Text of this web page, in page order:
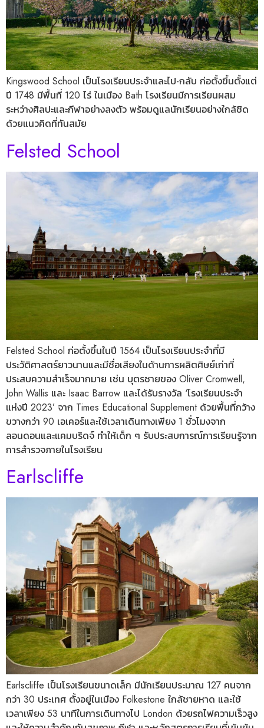
Kingswood School เป็นโรงเรียนประจำและไป-กลับ ก่อตั้งขึ้นตั้งแต่
ปี 1748 มีพื้นที่ 120 ไร่ ในเมือง Bath โรงเรียนมีการเรียนผสม
ระหว่างศิลปะและกีฬาอย่างลงตัว พร้อมดูแลนักเรียนอย่างใกล้ชิด
ด้วยแนวคิดที่ทันสมัย
Felsted School
Felsted School ก่อตั้งขึ้นในปี 1564 เป็นโรงเรียนประจำที่มี
ประวัติศาสตร์ยาวนานและมีชื่อเสียงในด้านการผลิตศิษย์เก่าที่
ประสบความสำเร็จมากมาย เช่น บุตรชายของ Oliver Cromwell,
John Wallis และ Isaac Barrow และได้รับรางวัล ‘โรงเรียนประจำ
แห่งปี 2023’ จาก Times Educational Supplement ด้วยพื้นที่กว้าง
ขวางกว่า 90 เอเคอร์และใช้เวลาเดินทางเพียง 1 ชั่วโมงจาก
ลอนดอนและแคมบริดจ์ ทำให้เด็ก ๆ รับประสบการณ์การเรียนรู้จาก
การสำรวจภายในโรงเรียน
Earlscliffe
Earlscliffe เป็นโรงเรียนขนาดเล็ก มีนักเรียนประมาณ 127 คนจาก
กว่า 30 ประเทศ ตั้งอยู่ในเมือง Folkestone ใกล้ชายหาด และใช้
เวลาเพียง 53 นาทีในการเดินทางไป London ด้วยรถไฟความเร็วสูง